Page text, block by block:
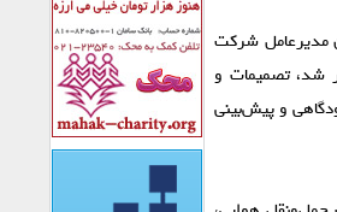
مدیرعامل شرکت
شد، تصمیمات و
و پیش‌بینی